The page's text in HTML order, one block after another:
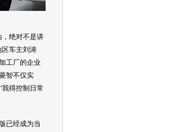
绝对不是讲
区车主刘涛
工厂的企业
智不仅实
我得控制日常
已经成为当